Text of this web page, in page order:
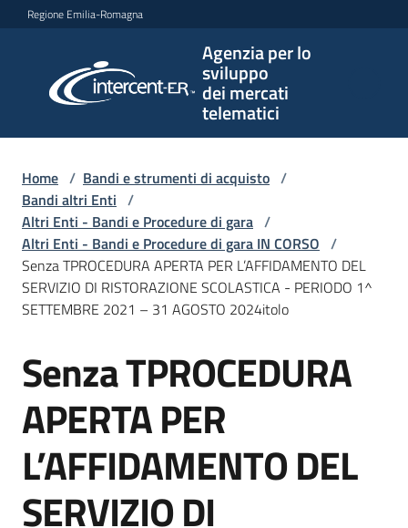
Vai al contenuto
Vai alla navigazione
Vai al footer
Regione Emilia-Romagna
Agenzia per lo
sviluppo
dei mercati
telematici
per lo
sviluppo
telematici
L'Agenzia
e
strumenti
acquisto
Supporto
Home / Bandi e strumenti di acquisto /
Bandi altri Enti /
Altri Enti - Bandi e Procedure di gara /
Altri Enti - Bandi e Procedure di gara IN CORSO /
Senza TPROCEDURA APERTA PER L’AFFIDAMENTO DEL
SERVIZIO DI RISTORAZIONE SCOLASTICA - PERIODO 1^
SETTEMBRE 2021 – 31 AGOSTO 2024itolo
Salta al contenuto
Senza TPROCEDURA
APERTA PER
L’AFFIDAMENTO DEL
SERVIZIO DI